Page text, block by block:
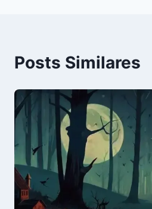
Posts Similares